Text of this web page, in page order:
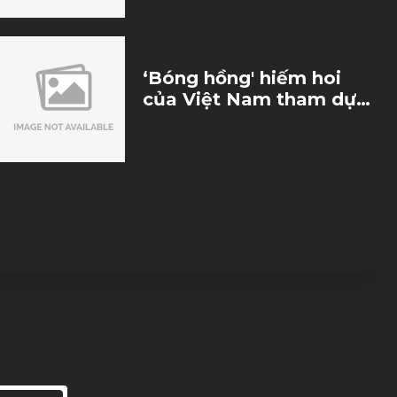
‘Bóng hồng' hiếm hoi
của Việt Nam tham dự